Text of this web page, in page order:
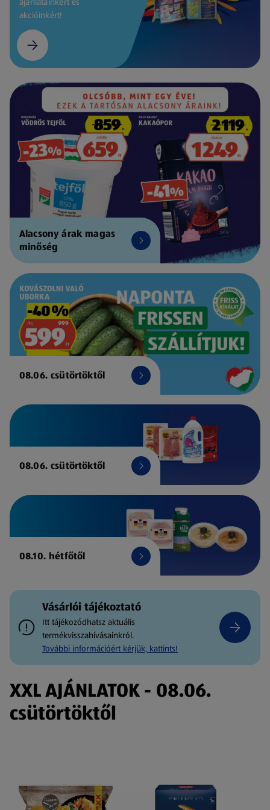
akcióinkért!
Alacsony árak magas
minőség
08.06. csütörtöktől
08.06. csütörtöktől
08.10. hétfőtől
Vásárlói tájékoztató
Itt tájékozódhatsz aktuális
termékvisszahívásainkról.
További információért kérjük, kattints!
XXL AJÁNLATOK - 08.06.
csütörtöktől